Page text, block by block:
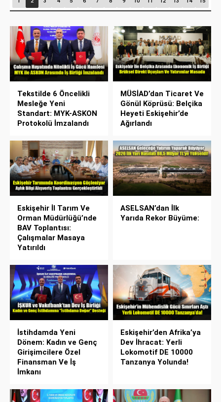
Tekstilde 6 Öncelikli
Mesleğe Yeni
Standart: MYK-ASKON
Protokolü İmzalandı
MÜSİAD’dan Ticaret Ve
Gönül Köprüsü: Belçika
Heyeti Eskişehir’de
Ağırlandı
Eskişehir İl Tarım Ve
Orman Müdürlüğü’nde
BAV Toplantısı:
Çalışmalar Masaya
Yatırıldı
ASELSAN’dan İlk
Yarıda Rekor Büyüme:
İstihdamda Yeni
Dönem: Kadın ve Genç
Girişimcilere Özel
Finansman Ve İş
İmkanı
Eskişehir’den Afrika’ya
Dev İhracat: Yerli
Lokomotif DE 10000
Tanzanya Yolunda!